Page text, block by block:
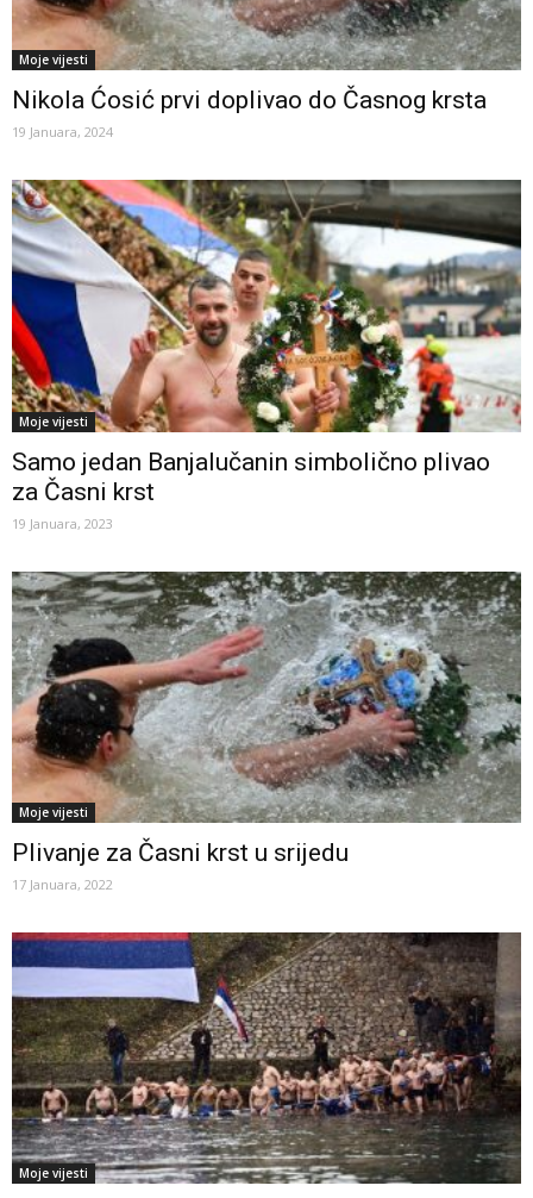
Moje vijesti
Nikola Ćosić prvi doplivao do Časnog krsta
19 Januara, 2024
Moje vijesti
Samo jedan Banjalučanin simbolično plivao
za Časni krst
19 Januara, 2023
Moje vijesti
Plivanje za Časni krst u srijedu
17 Januara, 2022
Moje vijesti